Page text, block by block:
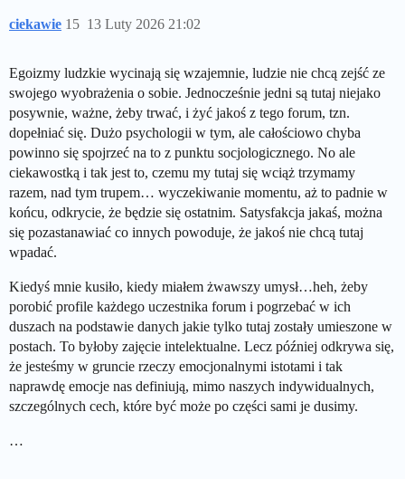
ciekawie 13 Luty 2026 21:02
15
Egoizmy ludzkie wycinają się wzajemnie, ludzie nie chcą zejść ze
swojego wyobrażenia o sobie. Jednocześnie jedni są tutaj niejako
posywnie, ważne, żeby trwać, i żyć jakoś z tego forum, tzn.
dopełniać się. Dużo psychologii w tym, ale całościowo chyba
powinno się spojrzeć na to z punktu socjologicznego. No ale
ciekawostką i tak jest to, czemu my tutaj się wciąż trzymamy
razem, nad tym trupem… wyczekiwanie momentu, aż to padnie w
końcu, odkrycie, że będzie się ostatnim. Satysfakcja jakaś, można
się pozastanawiać co innych powoduje, że jakoś nie chcą tutaj
wpadać.
Kiedyś mnie kusiło, kiedy miałem żwawszy umysł…heh, żeby
porobić profile każdego uczestnika forum i pogrzebać w ich
duszach na podstawie danych jakie tylko tutaj zostały umieszone w
postach. To byłoby zajęcie intelektualne. Lecz później odkrywa się,
że jesteśmy w gruncie rzeczy emocjonalnymi istotami i tak
naprawdę emocje nas definiują, mimo naszych indywidualnych,
szczególnych cech, które być może po części sami je dusimy.
…